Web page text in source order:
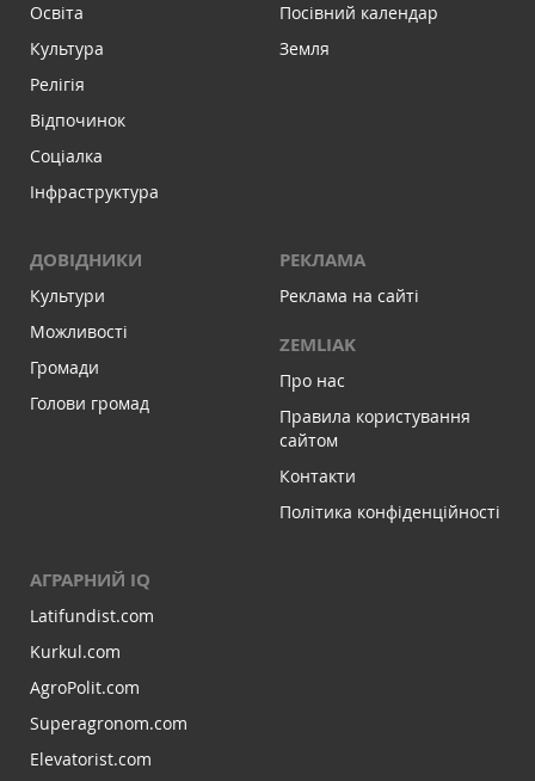
Освіта
Культура
Релігія
Відпочинок
Соціалка
Інфраструктура
Посівний календар
Земля
ДОВІДНИКИ
Культури
Можливості
Громади
Голови громад
РЕКЛАМА
Реклама на сайті
ZEMLIAK
Про нас
Правила користування
сайтом
Контакти
Політика конфіденційності
АГРАРНИЙ IQ
Latifundist.com
Kurkul.com
AgroPolit.com
Superagronom.com
Elevatorist.com